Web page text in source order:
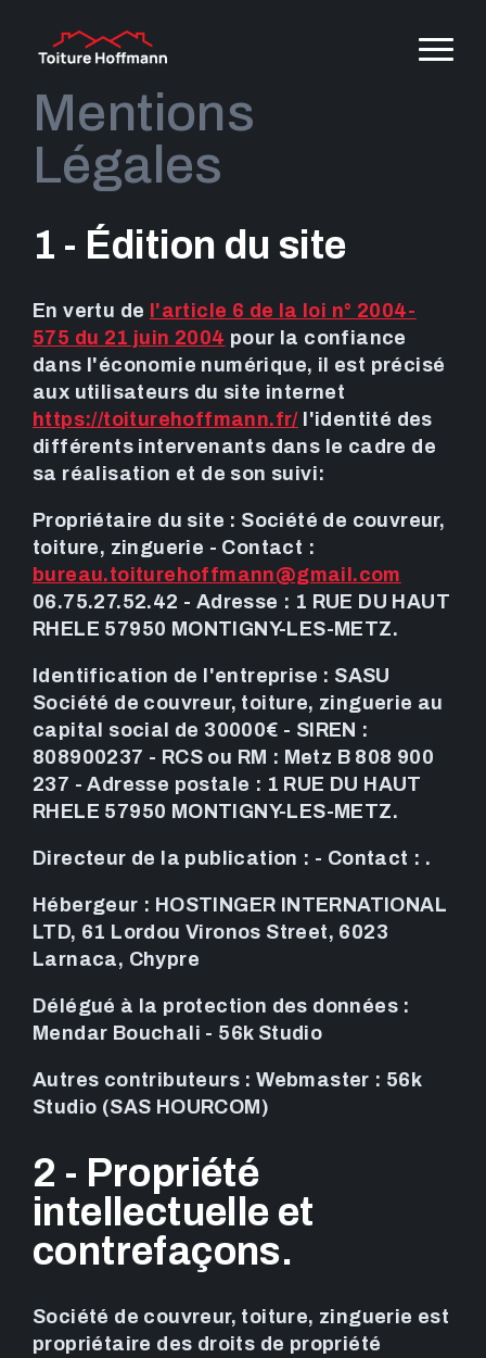
Mentions
Légales
1 - Édition du site
En vertu de l'article 6 de la loi n° 2004-
575 du 21 juin 2004 pour la confiance
dans l'économie numérique, il est précisé
aux utilisateurs du site internet
https://toiturehoffmann.fr/l'identité des
différents intervenants dans le cadre de
sa réalisation et de son suivi:
Propriétaire du site : Société de couvreur,
toiture, zinguerie - Contact :
bureau.toiturehoffmann@gmail.com
06.75.27.52.42 - Adresse : 1 RUE DU HAUT
RHELE 57950 MONTIGNY-LES-METZ.
Identification de l'entreprise : SASU
Société de couvreur, toiture, zinguerie au
capital social de 30000€ - SIREN :
808900237 - RCS ou RM : Metz B 808 900
237 - Adresse postale : 1 RUE DU HAUT
RHELE 57950 MONTIGNY-LES-METZ.
Directeur de la publication : - Contact : .
Hébergeur : HOSTINGER INTERNATIONAL
LTD, 61 Lordou Vironos Street, 6023
Larnaca, Chypre
Délégué à la protection des données :
Mendar Bouchali - 56k Studio
Autres contributeurs : Webmaster : 56k
Studio (SAS HOURCOM)
2 - Propriété
intellectuelle et
contrefaçons.
Société de couvreur, toiture, zinguerie est
propriétaire des droits de propriété